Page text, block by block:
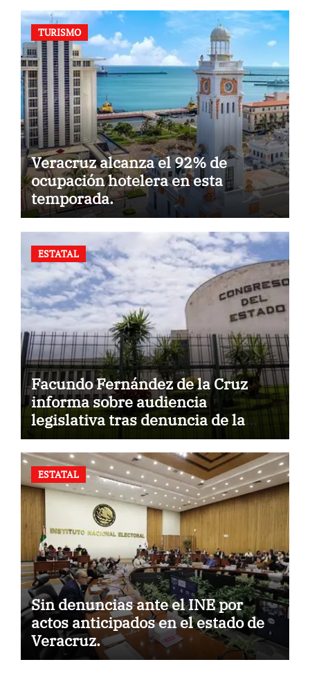
TURISMO
Veracruz alcanza el 92% de
ocupación hotelera en esta
temporada.
ESTATAL
Facundo Fernández de la Cruz
informa sobre audiencia
legislativa tras denuncia de la
Fiscalía.
ESTATAL
Sin denuncias ante el INE por
actos anticipados en el estado de
Veracruz.